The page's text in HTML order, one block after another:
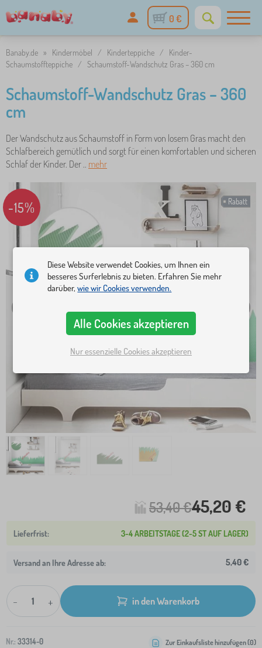
0 €
Banaby.de » Kindermöbel / Kinderteppiche /
Kinder-
Schaumstoffteppiche / Schaumstoff-Wandschutz Gras – 360 cm
Schaumstoff-Wandschutz Gras – 360
cm
Der Wandschutz aus Schaumstoff in Form von losem Gras macht den
Schlafbereich gemütlich und sorgt für einen komfortablen und sicheren
Schlaf der Kinder. Der .. mehr
Rabatt
-15%
53,40 €45,20 €
3-4 ARBEITSTAGE (2-5 ST AUF LAGER)
Versand an Ihre Adresse ab: 5,40 €
- + in den Warenkorb
Nr.: 33314-0 Zur Einkaufsliste hinzufügen (0)
Diese Website verwendet Cookies, um Ihnen ein
besseres Surferlebnis zu bieten. Erfahren Sie mehr
darüber,wie wir Cookies verwenden.
Alle Cookies akzeptieren
Nur essenzielle Cookies akzeptieren